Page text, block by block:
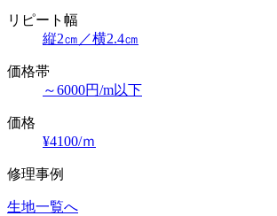
リピート幅
縦2㎝／横2.4㎝
価格帯
～6000円/m以下
価格
¥4100/ｍ
修理事例
生地一覧へ